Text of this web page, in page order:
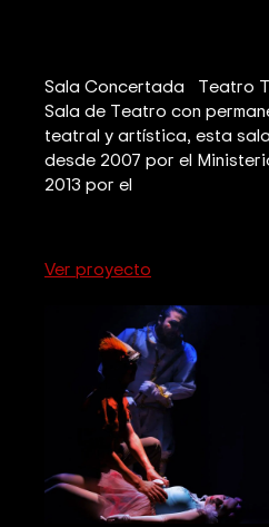
Sala Concertada Teatro
Sala de Teatro con
teatral y artística, esta
desde 2007 por el
2013 por el
Ver proyecto